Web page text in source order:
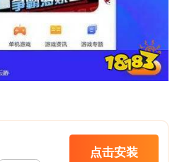
点击安装